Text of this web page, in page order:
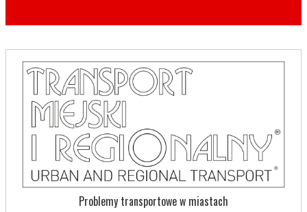
Problemy transportowe w miastach